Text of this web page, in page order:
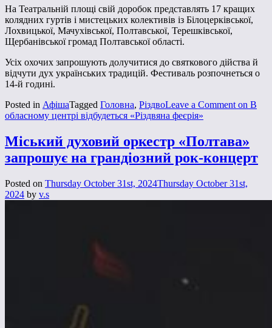
На Театральній площі свій доробок представлять 17 кращих
колядних гуртів і мистецьких колективів із Білоцерківської,
Лохвицької, Мачухівської, Полтавської, Терешківської,
Щербанівської громад Полтавської області.
Усіх охочих запрошують долучитися до святкового дійства й
відчути дух українських традицій. Фестиваль розпочнеться о
14-й годині.
Posted in АфішаTagged Головна, РіздвоLeave a Comment on В
обласному центрі відбудеться «Різдвяна феєрія»
Міський духовий оркестр «Полтава»
запрошує на грандіозний рок-концерт
Posted on Thursday October 31st, 2024Thursday October 31st,
2024 by v.s